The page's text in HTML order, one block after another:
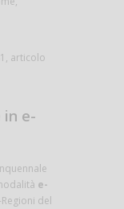
articolo
in e-
e-
del